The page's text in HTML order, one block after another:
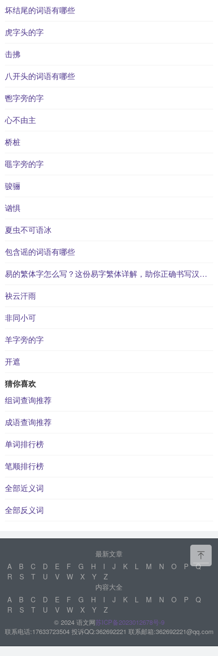
坏结尾的词语有哪些
虎字头的字
击拂
八开头的词语有哪些
鬯字旁的字
心不由主
桥桩
黽字旁的字
骏骊
讻惧
夏虫不可语冰
包含谣的词语有哪些
易的繁体字怎么写？这份易字繁体详解，助你正确书写汉字_汉字繁体学习
袂云汗雨
非同小可
羊字旁的字
开遮
猜你喜欢
组词查询推荐
成语查询推荐
单词排行榜
笔顺排行榜
全部近义词
全部反义词
最新文章
A
B C D E F G H I J K L M N O P
Q
R
S T U V W X Y
Z
内容大全
A
B C D E F G H I J K L M N O P
Q
R
S T U V W X Y Z
© 2024 语文网苏ICP备2023012678号-9
联系电话:17633723504 投诉QQ:362692221 联系邮箱:362692221@qq.com